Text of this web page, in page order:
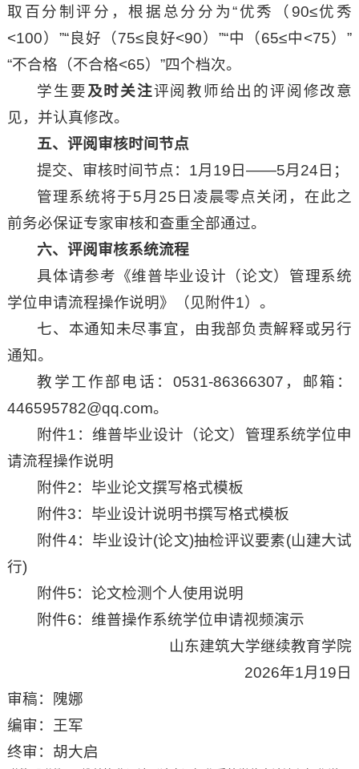
取百分制评分，根据总分分为“优秀（90≤优秀
<100）”“良好（75≤良好<90）”“中（65≤中<75）”
“不合格（不合格<65）”四个档次。
学生要及时关注评阅教师给出的评阅修改意
见，并认真修改。
五、评阅审核时间节点
提交、审核时间节点：1月19日——5月24日；
管理系统将于5月25日凌晨零点关闭，在此之
前务必保证专家审核和查重全部通过。
六、评阅审核系统流程
具体请参考《维普毕业设计（论文）管理系统
学位申请流程操作说明》（见附件1）。
七、本通知未尽事宜，由我部负责解释或另行
通知。
教学工作部电话：0531-86366307，邮箱：
446595782@qq.com。
附件1：维普毕业设计（论文）管理系统学位申
请流程操作说明
附件2：毕业论文撰写格式模板
附件3：毕业设计说明书撰写格式模板
附件4：毕业设计(论文)抽检评议要素(山建大试
行)
附件5：论文检测个人使用说明
附件6：维普操作系统学位申请视频演示
山东建筑大学继续教育学院
2026年1月19日
审稿：隗娜
编审：王军
终审：胡大启